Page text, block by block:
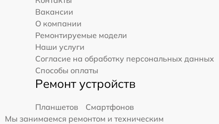
Вакансии
О компании
Ремонтируемые модели
Наши услуги
Согласие на обработку персональных данных
Способы оплаты
Ремонт устройств
Планшетов
Смартфонов
Мы занимаемся ремонтом и техническим